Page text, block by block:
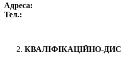
Адреса:
Тел.:
КВАЛІФІКАЦІЙНО-